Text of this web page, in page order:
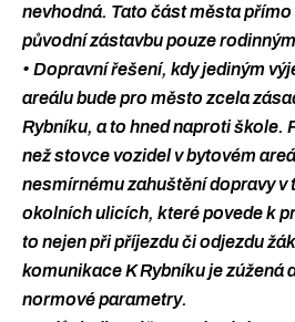
nevhodná. Tato část města přímo
původní zástavbu pouze
• Dopravní řešení, kdy jediným
areálu bude pro město zcela
Rybníku, a to hned naproti škole.
než stovce vozidel v bytovém
nesmírnému zahuštění dopravy v
okolních ulicích, které povede k
to nejen při příjezdu či odjezdu
komunikace K Rybníku je zúžená
normové parametry.